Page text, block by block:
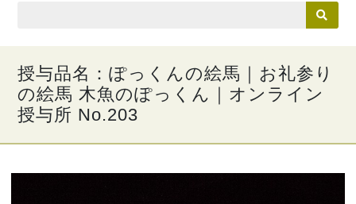
授与品名：ぽっくんの絵馬｜お礼参り
の絵馬 木魚のぽっくん｜オンライン
授与所 No.203